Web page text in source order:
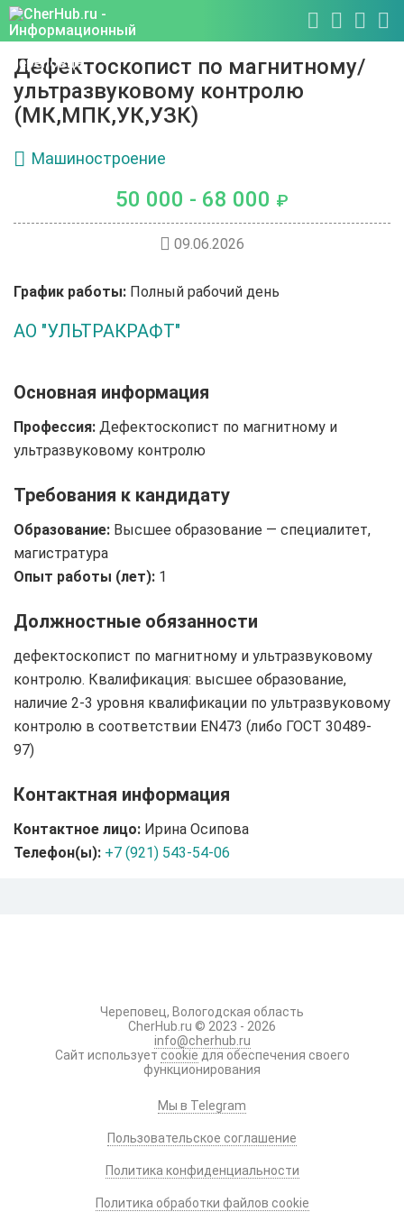
Дефектоскопист по магнитному/
ультразвуковому контролю
(МК,МПК,УК,УЗК)
Машиностроение
50 000 - 68 000 ₽
09.06.2026
График работы: Полный рабочий день
АО "УЛЬТРАКРАФТ"
Основная информация
Профессия: Дефектоскопист по магнитному и
ультразвуковому контролю
Требования к кандидату
Образование: Высшее образование — специалитет,
магистратура
Опыт работы (лет): 1
Должностные обязанности
дефектоскопист по магнитному и ультразвуковому
контролю. Квалификация: высшее образование,
наличие 2-3 уровня квалификации по ультразвуковому
контролю в соответствии EN473 (либо ГОСТ 30489-
97)
Контактная информация
Контактное лицо: Ирина Осипова
Телефон(ы): +7 (921) 543-54-06
Череповец, Вологодская область
CherHub.ru © 2023 - 2026
info@cherhub.ru
Сайт использует cookie для обеспечения своего
функционирования
Мы в Telegram
Пользовательское соглашение
Политика конфиденциальности
Политика обработки файлов cookie